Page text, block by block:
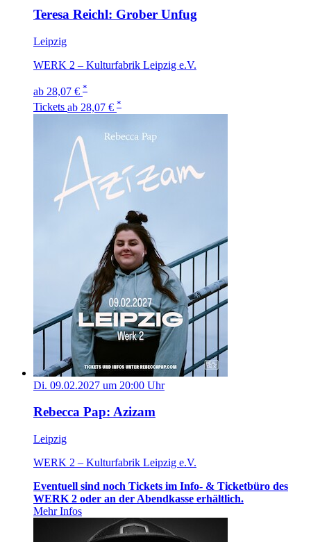
Teresa Reichl: Grober Unfug
Leipzig
WERK 2 – Kulturfabrik Leipzig e.V.
ab 28,07 € *
Tickets ab 28,07 € *
Di. 09.02.2027 um 20:00 Uhr
Rebecca Pap: Azizam
Leipzig
WERK 2 – Kulturfabrik Leipzig e.V.
Eventuell sind noch Tickets im Info- & Ticketbüro des
WERK 2 oder an der Abendkasse erhältlich.
Mehr Infos